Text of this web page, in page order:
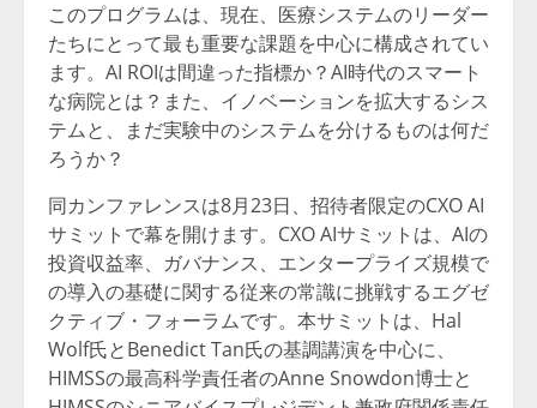
このプログラムは、現在、医療システムのリーダー
たちにとって最も重要な課題を中心に構成されてい
ます。AI ROIは間違った指標か？AI時代のスマート
な病院とは？また、イノベーションを拡大するシス
テムと、まだ実験中のシステムを分けるものは何だ
ろうか？
同カンファレンスは8月23日、招待者限定のCXO AI
サミットで幕を開けます。CXO AIサミットは、AIの
投資収益率、ガバナンス、エンタープライズ規模で
の導入の基礎に関する従来の常識に挑戦するエグゼ
クティブ・フォーラムです。本サミットは、Hal
Wolf氏とBenedict Tan氏の基調講演を中心に、
HIMSSの最高科学責任者のAnne Snowdon博士と